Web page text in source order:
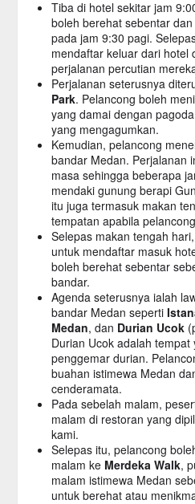
Tiba di hotel sekitar jam
boleh berehat sebentar
pada jam 9:30 pagi.
mendaftar keluar dari hotel
perjalanan percutian
Perjalanan seterusnya
Park. Pelancong boleh
yang damai dengan
yang mengagumkan.
Kemudian, pelancong
bandar Medan. Perjalanan
masa sehingga beberapa
mendaki gunung berapi
itu juga termasuk makan
tempatan apabila
Selepas makan tengah
untuk mendaftar masuk
boleh berehat sebentar
bandar.
Agenda seterusnya ialah
bandar Medan seperti
Medan, dan Durian Ucok
Durian Ucok adalah
penggemar durian.
buahan istimewa Medan
cenderamata.
Pada sebelah malam,
malam di restoran yang
kami.
Selepas itu, pelancong
malam ke Merdeka Walk,
malam istimewa Medan
untuk berehat atau